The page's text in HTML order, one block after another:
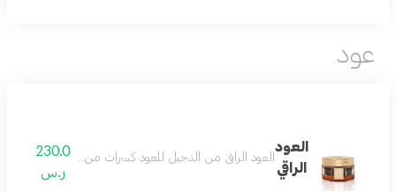
عود
العود
الراقي
العود الراقي من الدخيل للعود كسرات من العود الفاخر
230.0
ر.س